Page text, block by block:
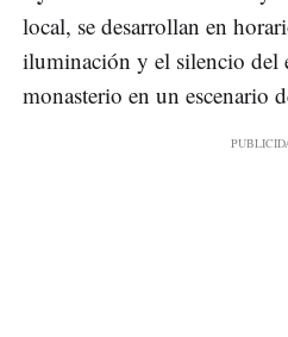
local, se desarrollan en
iluminación y el silencio del
monasterio en un escenario